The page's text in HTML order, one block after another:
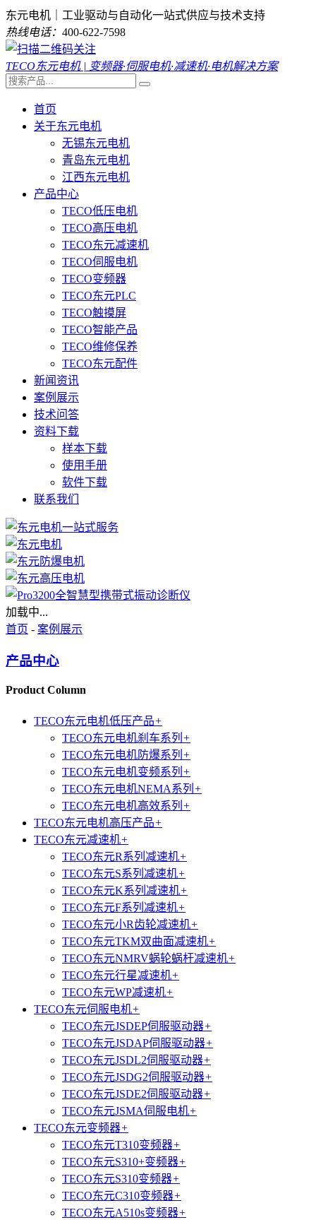
东元电机｜工业驱动与自动化一站式供应与技术支持
热线电话： 400-622-7598
TECO东元电机 | 变频器·伺服电机·减速机·电机解决方案
首页
关于东元电机
无锡东元电机
青岛东元电机
江西东元电机
产品中心
TECO低压电机
TECO高压电机
TECO东元减速机
TECO伺服电机
TECO变频器
TECO东元PLC
TECO触摸屏
TECO智能产品
TECO维修保养
TECO东元配件
新闻资讯
案例展示
技术问答
资料下载
样本下载
使用手册
软件下载
联系我们
加载中...
首页 - 案例展示
产品中心
Product Column
TECO东元电机低压产品+
TECO东元电机刹车系列 +
TECO东元电机防爆系列 +
TECO东元电机变频系列 +
TECO东元电机NEMA系列 +
TECO东元电机高效系列 +
TECO东元电机高压产品+
TECO东元减速机+
TECO东元R系列减速机+
TECO东元S系列减速机+
TECO东元K系列减速机+
TECO东元F系列减速机+
TECO东元小R齿轮减速机+
TECO东元TKM双曲面减速机+
TECO东元NMRV蜗轮蜗杆减速机+
TECO东元行星减速机+
TECO东元WP减速机+
TECO东元伺服电机+
TECO东元JSDEP伺服驱动器+
TECO东元JSDAP伺服驱动器+
TECO东元JSDL2伺服驱动器+
TECO东元JSDG2伺服驱动器+
TECO东元JSDE2伺服驱动器+
TECO东元JSMA伺服电机+
TECO东元变频器+
TECO东元T310变频器+
TECO东元S310+变频器+
TECO东元S310变频器+
TECO东元C310变频器+
TECO东元A510s变频器+